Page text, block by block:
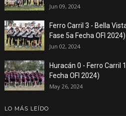
Jun 09, 2024
Ferro Carril 3 - Bella
Fase 5a Fecha OFI 2024)
Jun 02, 2024
Huracán 0 - Ferro Carril
Fecha OFI 2024)
May 26, 2024
LO MÁS LEÍDO